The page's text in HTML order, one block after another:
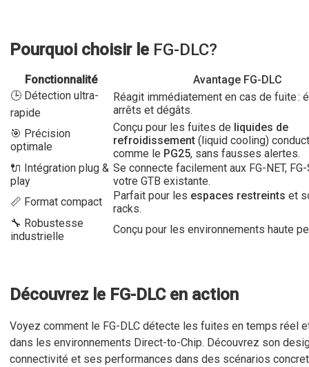
Pourquoi choisir le FG-DLC?
Fonctionnalité
Avantage FG-DLC
🕒 Détection ultra-
rapide
Réagit immédiatement en cas de fuite :
arrêts et dégâts.
🎯 Précision
optimale
Conçu pour les fuites de liquides de
refroidissement (liquid cooling)
comme le PG25, sans fausses alertes.
🔌 Intégration plug &
play
Se connecte facilement aux FG-NET,
votre GTB existante.
📏 Format compact
Parfait pour les espaces restreints et
racks.
🔧 Robustesse
industrielle
Conçu pour les environnements haute
Découvrez le FG-DLC en action
Voyez comment le FG-DLC détecte les fuites en temps réel
dans les environnements Direct-to-Chip. Découvrez son
connectivité et ses performances dans des scénarios